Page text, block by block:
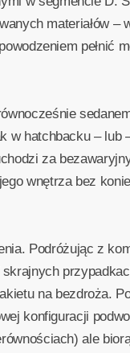
materiałów –
pełnić
w hatchbacku – lub
za
wnętrza bez
Podróżując z
na bezdroża.
konfiguracji
ale